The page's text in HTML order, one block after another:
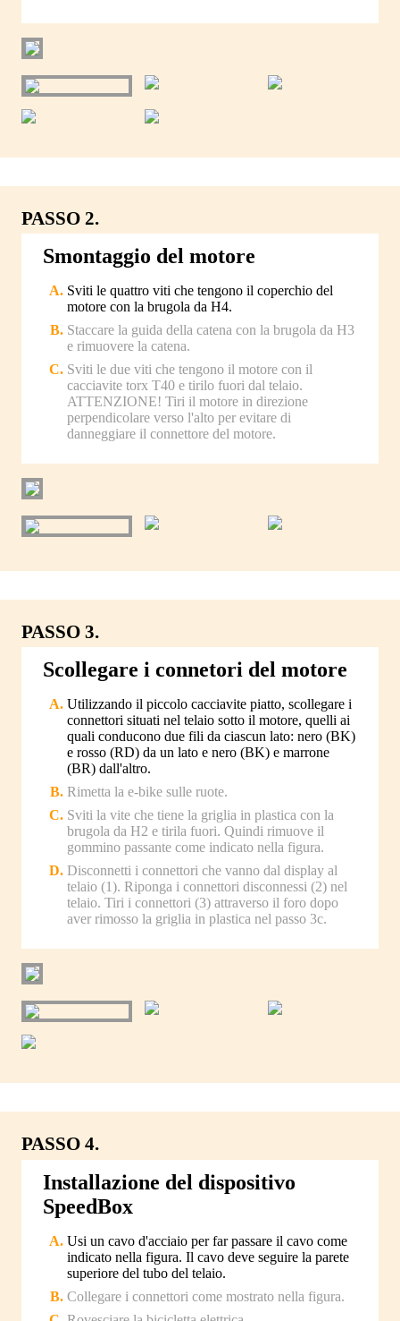
PASSO 2.
Smontaggio del motore
Sviti le quattro viti che tengono il coperchio del
motore con la brugola da H4.
Staccare la guida della catena con la brugola da H3
e rimuovere la catena.
Sviti le due viti che tengono il motore con il
cacciavite torx T40 e tirilo fuori dal telaio.
ATTENZIONE! Tiri il motore in direzione
perpendicolare verso l'alto per evitare di
danneggiare il connettore del motore.
PASSO 3.
Scollegare i connetori del motore
Utilizzando il piccolo cacciavite piatto, scollegare i
connettori situati nel telaio sotto il motore, quelli ai
quali conducono due fili da ciascun lato: nero (BK)
e rosso (RD) da un lato e nero (BK) e marrone
(BR) dall'altro.
Rimetta la e-bike sulle ruote.
Sviti la vite che tiene la griglia in plastica con la
brugola da H2 e tirila fuori. Quindi rimuove il
gommino passante come indicato nella figura.
Disconnetti i connettori che vanno dal display al
telaio (1). Riponga i connettori disconnessi (2) nel
telaio. Tiri i connettori (3) attraverso il foro dopo
aver rimosso la griglia in plastica nel passo 3c.
PASSO 4.
Installazione del dispositivo
SpeedBox
Usi un cavo d'acciaio per far passare il cavo come
indicato nella figura. Il cavo deve seguire la parete
superiore del tubo del telaio.
Collegare i connettori come mostrato nella figura.